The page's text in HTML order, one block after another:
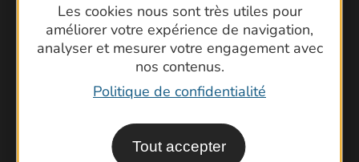
Les cookies nous sont très utiles pour
améliorer votre expérience de navigation,
analyser et mesurer votre engagement avec
nos contenus.
Politique de confidentialité
Tout accepter